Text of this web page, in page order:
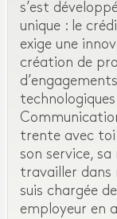
s’est
unique : le
exige une
création de
trente avec
son service,
travailler dans
suis chargée
employeur en